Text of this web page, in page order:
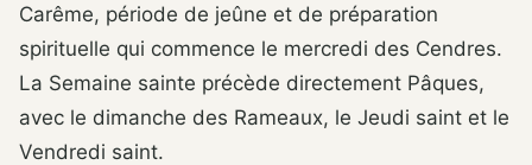
Carême, période de jeûne et de préparation
spirituelle qui commence le mercredi des Cendres.
La Semaine sainte précède directement Pâques,
avec le dimanche des Rameaux, le Jeudi saint et le
Vendredi saint.